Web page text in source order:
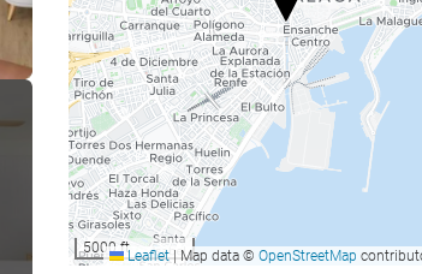
5000 ftLeaflet |Map data © OpenStreetMap